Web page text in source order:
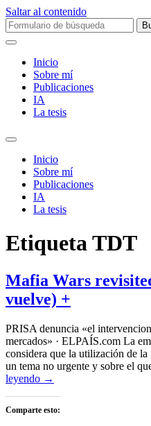
Saltar al contenido
Buscar:
Inicio
Sobre mí­
Publicaciones
IA
La tesis
Alternar
campo
búsqueda
Inicio
Sobre mí­
Publicaciones
IA
La tesis
EtiquetaTDT
Mafia Wars
vuelve) +
PRISA denuncia «el
mercados» · ELPAÍS.com La
considera que la utilización de
un tema no urgente y sobre el
leyendo →
Comparte esto: